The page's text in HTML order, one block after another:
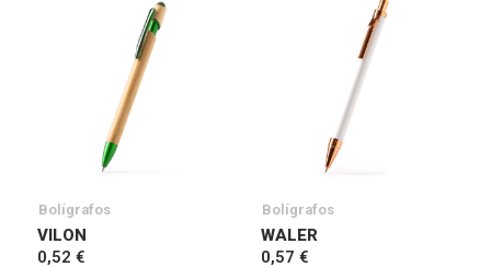
Bolígrafos
VILON
0,52 €
Bolígrafos
WALER
0,57 €